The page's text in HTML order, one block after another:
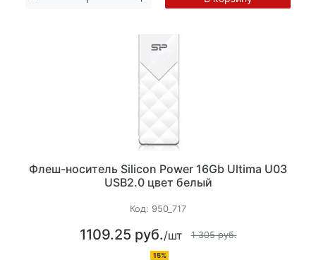
Флеш-носитель Silicon Power 16Gb Ultima U03
USB2.0 цвет белый
Код: 950_717
1109.25 руб./шт 1 305 руб.
15%